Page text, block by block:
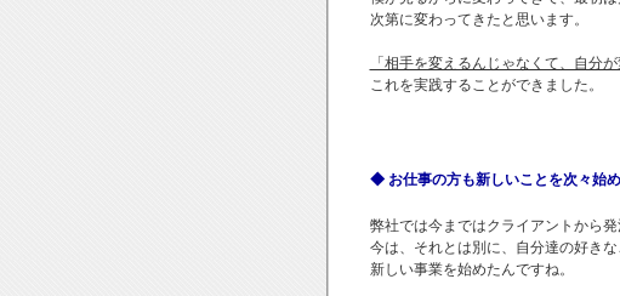
次第に変わってきたと思います。
「相手を変えるんじゃなくて、自分
これを実践することができました。
◆ お仕事の方も新しいことを次々始
弊社では今まではクライアントから
今は、それとは別に、自分達の好き
新しい事業を始めたんですね。